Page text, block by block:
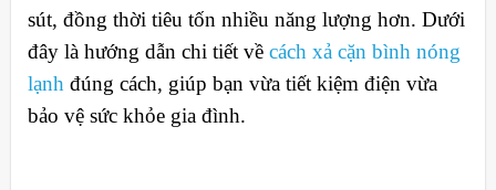
sút, đồng thời tiêu tốn nhiều năng lượng hơn. Dưới
đây là hướng dẫn chi tiết về cách xả cặn bình nóng
lạnh đúng cách, giúp bạn vừa tiết kiệm điện vừa
bảo vệ sức khỏe gia đình.